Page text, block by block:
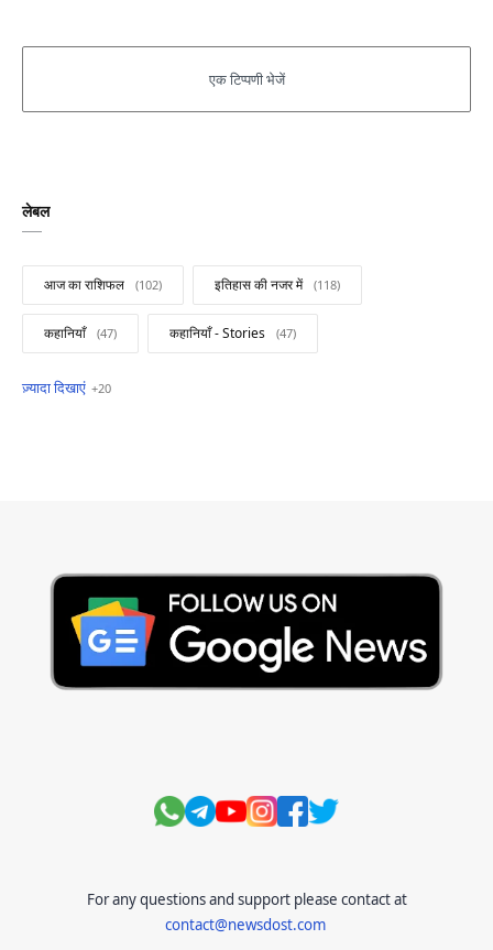
लेबल
आज का राशिफल इतिहास की नजर में
कहानियाँ कहानियाँ - Stories
खबरें फटाफट
Hindi Stories International
Jobs and Education Lifestyle
Monthly Current Affairs National
For any questions and support please contact at
contact@newsdost.com